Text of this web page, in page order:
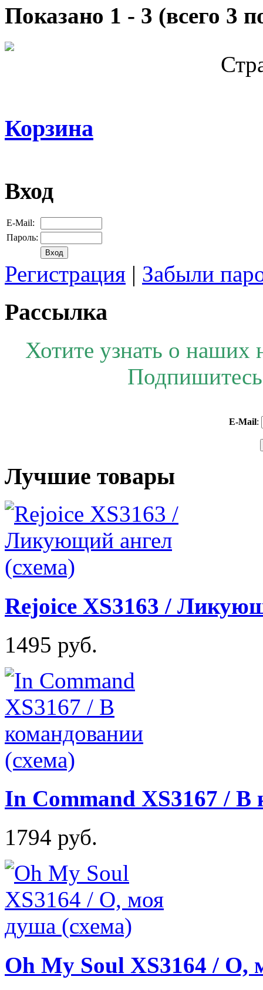
Показано 1 - 3 (всего 3
Корзина
Вход
E-Mail:
Пароль:
Регистрация | Забыли
Рассылка
Хотите узнать о наших
E-Mail:
Лучшие товары
Rejoice XS3163 /
1495 руб.
In Command XS3167 / В
1794 руб.
Oh My Soul XS3164 / О,